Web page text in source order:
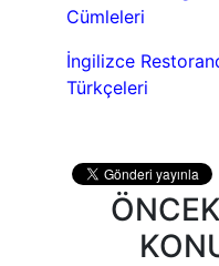
Cümleleri
İngilizce
Türkçeleri